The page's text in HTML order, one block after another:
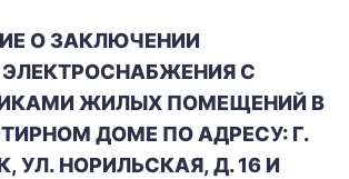
О ЗАКЛЮЧЕНИИ
С
ЖИЛЫХ ПОМЕЩЕНИЙ В
ДОМЕ ПО АДРЕСУ: Г.
УЛ. НОРИЛЬСКАЯ, Д. 16 И